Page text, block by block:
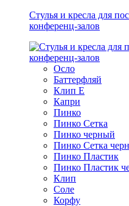
Стулья и кресла для
конференц-залов
Осло
Баттерфляй
Клип Е
Капри
Пинко
Пинко Сетка
Пинко черный
Пинко Сетка
Пинко Пластик
Пинко Пластик
Клип
Соле
Корфу